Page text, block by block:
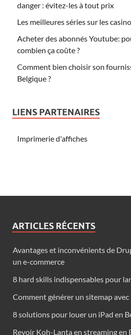
danger : évitez-les à tout prix
Les meilleures séries sur les
Acheter des abonnés Youtube:
combien ça coûte ?
Comment bien choisir son
Belgique ?
LIENS PARTENAIRES
Imprimerie d'affiches
ARTICLES RÉCENTS
Avantages et inconvénients de
un e-commerce
8 hard skills indispensables pour
Comment générer un sitemap
8 solutions pour louer un iPad en
Revoir Koh-Lanta en streaming en